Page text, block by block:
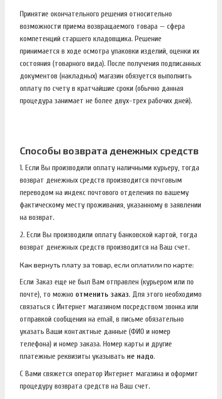
Принятие окончательного решения относительно
возможности приема возвращаемого товара — сфера
компетенций старшего кладовщика. Решение
принимается в ходе осмотра упаковки изделий, оценки их
состояния (товарного вида). После получения подписанных
документов (накладных) магазин обязуется выполнить
оплату по счету в кратчайшие сроки (обычно данная
процедура занимает не более двух-трех рабочих дней).
Способы возврата денежных средств
1. Если Вы производили оплату наличными курьеру, тогда
возврат денежных средств производится почтовым
переводом на индекс почтового отделения по вашему
фактическому месту проживания, указанному в заявлении
на возврат.
2. Если Вы производили оплату банковской картой, тогда
возврат денежных средств производится на Ваш счет.
Как вернуть плату за товар, если оплатили по карте:
Если Заказ еще не был Вам отправлен (курьером или по
почте), то можно отменить заказ. Для этого необходимо
связаться с Интернет магазином посредством звонка или
отправкой сообщения на email, в письме обязательно
указать Ваши контактные данные (ФИО и номер
телефона) и номер заказа. Номер карты и другие
платежные реквизиты указывать не надо.
С Вами свяжется оператор Интернет магазина и оформит
процедуру возврата средств на Ваш счет.